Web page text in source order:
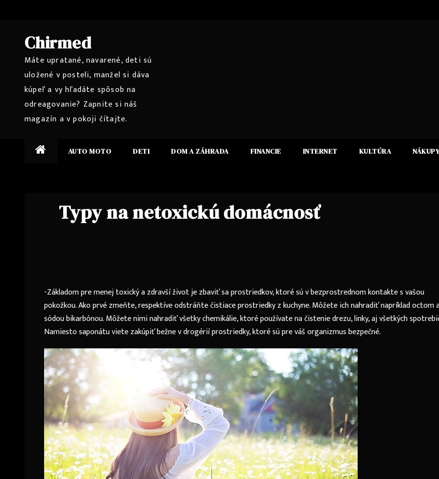
contentChirmed
Máte upratané, navarené, deti sú
uložené v posteli, manžel si dáva
kúpeľ a vy hľadáte spôsob na
odreagovanie? Zapnite si náš
magazín a v pokoji čítajte.
AUTO MOTO DETI DOM A ZÁHRADA FINANCIE INTERNET KULTÚRA NÁKUPY
Typy na netoxickú domácnosť
-Základom pre menej toxický a zdravší život je zbaviť sa prostriedkov, ktoré sú v bezprostrednom kontakte s vašou
pokožkou. Ako prvé zmeňte, respektíve odstráňte čistiace prostriedky z kuchyne. Môžete ich nahradiť napríklad octom
sódou bikarbónou. Môžete nimi nahradiť všetky chemikálie, ktoré používate na čistenie drezu, linky, aj všetkých
Namiesto saponátu viete zakúpiť bežne v drogérií prostriedky, ktoré sú pre váš organizmus bezpečné.